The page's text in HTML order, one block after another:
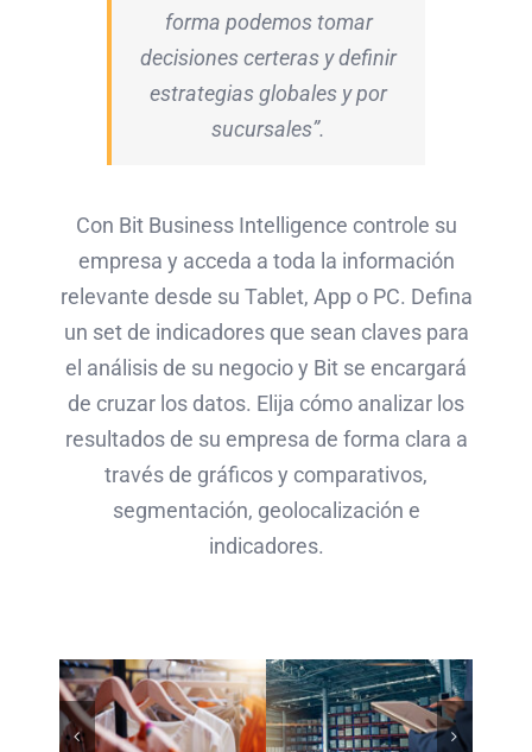
forma podemos tomar
decisiones certeras y definir
estrategias globales y por
sucursales”.
Con Bit Business Intelligence controle su
empresa y acceda a toda la información
relevante desde su Tablet, App o PC. Defina
un set de indicadores que sean claves para
el análisis de su negocio y Bit se encargará
de cruzar los datos. Elija cómo analizar los
resultados de su empresa de forma clara a
través de gráficos y comparativos,
segmentación, geolocalización e
indicadores.